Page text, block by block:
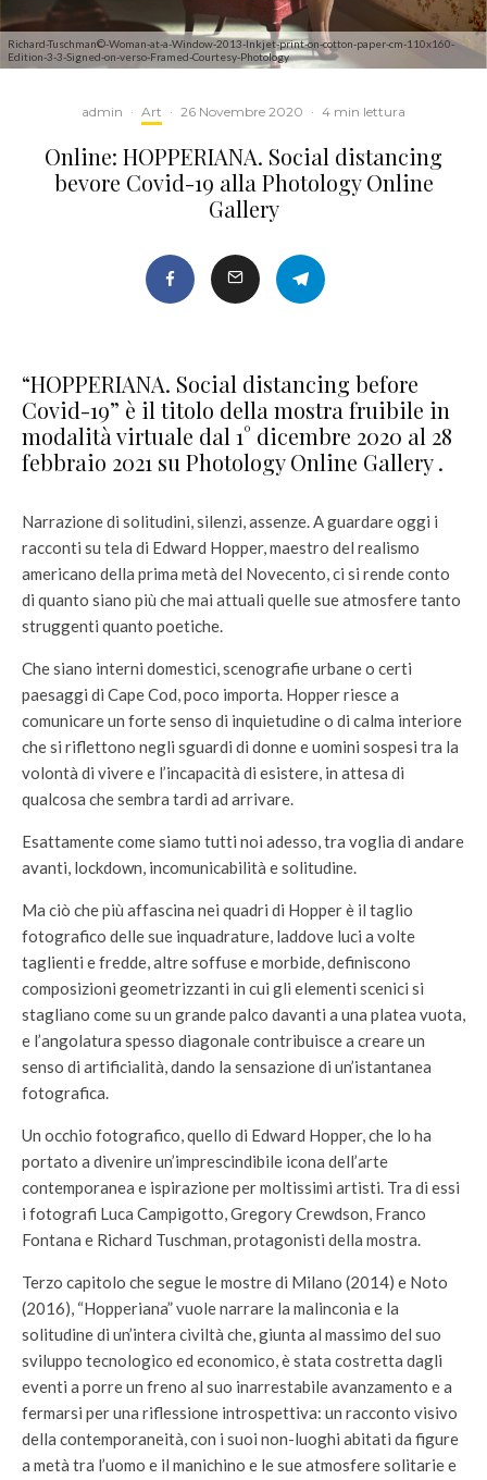
Richard-Tuschman©-Woman-at-a-Window-2013-Inkjet-print-on-cotton-paper-cm-110x160-
Edition-3-3-Signed-on-verso-Framed-Courtesy-Photology
admin · Art · 26 Novembre 2020 · 4 min lettura
Online: HOPPERIANA. Social distancing
bevore Covid-19 alla Photology Online
Gallery
“HOPPERIANA. Social distancing before
Covid-19” è il titolo della mostra fruibile in
modalità virtuale dal 1° dicembre 2020 al 28
febbraio 2021 su Photology Online Gallery .
Narrazione di solitudini, silenzi, assenze. A guardare oggi i
racconti su tela di Edward Hopper, maestro del realismo
americano della prima metà del Novecento, ci si rende conto
di quanto siano più che mai attuali quelle sue atmosfere tanto
struggenti quanto poetiche.
Che siano interni domestici, scenografie urbane o certi
paesaggi di Cape Cod, poco importa. Hopper riesce a
comunicare un forte senso di inquietudine o di calma interiore
che si riflettono negli sguardi di donne e uomini sospesi tra la
volontà di vivere e l’incapacità di esistere, in attesa di
qualcosa che sembra tardi ad arrivare.
Esattamente come siamo tutti noi adesso, tra voglia di andare
avanti, lockdown, incomunicabilità e solitudine.
Ma ciò che più affascina nei quadri di Hopper è il taglio
fotografico delle sue inquadrature, laddove luci a volte
taglienti e fredde, altre soffuse e morbide, definiscono
composizioni geometrizzanti in cui gli elementi scenici si
stagliano come su un grande palco davanti a una platea vuota,
e l’angolatura spesso diagonale contribuisce a creare un
senso di artificialità, dando la sensazione di un’istantanea
fotografica.
Un occhio fotografico, quello di Edward Hopper, che lo ha
portato a divenire un’imprescindibile icona dell’arte
contemporanea e ispirazione per moltissimi artisti. Tra di essi
i fotografi Luca Campigotto, Gregory Crewdson, Franco
Fontana e Richard Tuschman, protagonisti della mostra.
Terzo capitolo che segue le mostre di Milano (2014) e Noto
(2016), “Hopperiana” vuole narrare la malinconia e la
solitudine di un’intera civiltà che, giunta al massimo del suo
sviluppo tecnologico ed economico, è stata costretta dagli
eventi a porre un freno al suo inarrestabile avanzamento e a
fermarsi per una riflessione introspettiva: un racconto visivo
della contemporaneità, con i suoi non-luoghi abitati da figure
a metà tra l’uomo e il manichino e le sue atmosfere solitarie e